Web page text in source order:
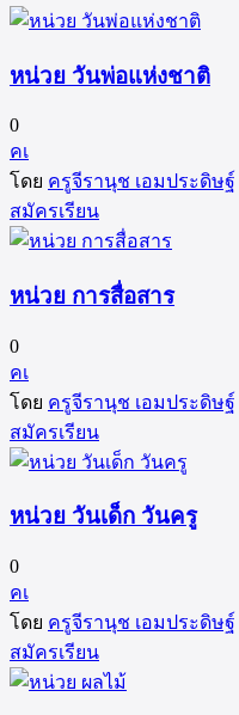
หน่วย วันพ่อแห่งชาติ
0
คเ
โดย ครูจีรานุช เอมประดิษฐ์
สมัครเรียน
หน่วย การสื่อสาร
0
คเ
โดย ครูจีรานุช เอมประดิษฐ์
สมัครเรียน
หน่วย วันเด็ก วันครู
0
คเ
โดย ครูจีรานุช เอมประดิษฐ์
สมัครเรียน